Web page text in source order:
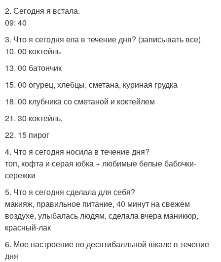
2. Сегодня я встала.
09: 40
3. Что я сегодня ела в течение дня? (записывать все)
10. 00 коктейль
13. 00 батончик
15. 00 огурец, хлебцы, сметана, куриная грудка
18. 00 клубника со сметаной и коктейлем
21. 30 коктейль,
22. 15 пирог
4. Что я сегодня носила в течение дня?
топ, кофта и серая юбка + любимые белые бабочки-
сережки
5. Что я сегодня сделала для себя?
макияж, правильное питание, 40 минут на свежем
воздухе, улыбалась людям, сделала вчера маникюр,
красный-лак
6. Мое настроение по десятибалльной шкале в течение
дня